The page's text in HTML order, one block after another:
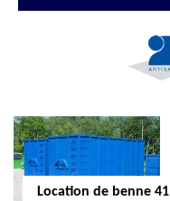
Location de benne 41